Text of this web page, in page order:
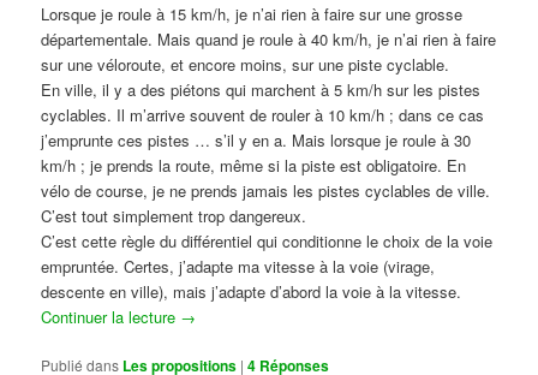
Lorsque je roule à 15 km/h, je n’ai rien à faire sur une grosse
départementale. Mais quand je roule à 40 km/h, je n’ai rien à faire
sur une véloroute, et encore moins, sur une piste cyclable.
En ville, il y a des piétons qui marchent à 5 km/h sur les pistes
cyclables. Il m’arrive souvent de rouler à 10 km/h ; dans ce cas
j’emprunte ces pistes … s’il y en a. Mais lorsque je roule à 30
km/h ; je prends la route, même si la piste est obligatoire. En
vélo de course, je ne prends jamais les pistes cyclables de ville.
C’est tout simplement trop dangereux.
C’est cette règle du différentiel qui conditionne le choix de la voie
empruntée. Certes, j’adapte ma vitesse à la voie (virage,
descente en ville), mais j’adapte d’abord la voie à la vitesse.
Continuer la lecture →
Publié dans Les propositions |4 Réponses